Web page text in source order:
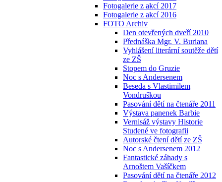
Fotogalerie z akcí 2017
Fotogalerie z akcí 2016
FOTO Archiv
Den otevřených dveří 2010
Přednáška Mgr. V. Buriana
Vyhlášení literární soutěže dětí
ze ZŠ
Stopem do Gruzie
Noc s Andersenem
Beseda s Vlastimilem
Vondruškou
Pasování dětí na čtenáře 2011
Výstava panenek Barbie
Vernisáž výstavy Historie
Studené ve fotografii
Autorské čtení dětí ze ZŠ
Noc s Andersenem 2012
Fantastické záhady s
Arnoštem Vašíčkem
Pasování dětí na čtenáře 2012